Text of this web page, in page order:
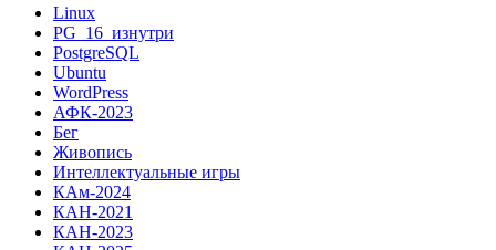
Linux
PG_16_изнутри
PostgreSQL
Ubuntu
WordPress
АФК-2023
Бег
Живопись
Интеллектуальные игры
КАм-2024
КАН-2021
КАН-2023